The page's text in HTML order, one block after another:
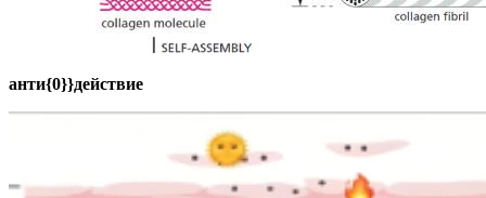
анти{0}}действие